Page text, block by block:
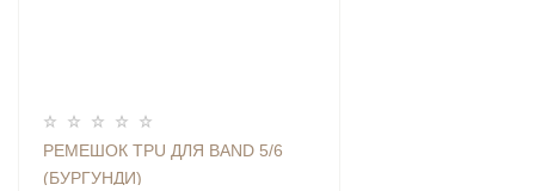
РЕМЕШОК TPU ДЛЯ BAND 5/6
(БУРГУНДИ)